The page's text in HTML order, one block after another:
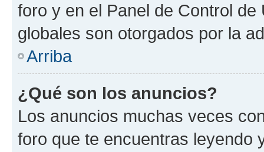
foro y en el Panel de Control
globales son otorgados por la
Arriba
¿Qué son los anuncios?
Los anuncios muchas veces
foro que te encuentras leyendo